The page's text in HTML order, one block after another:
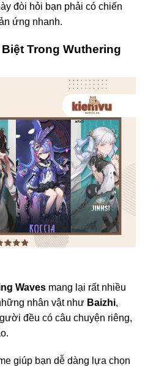
đòi hỏi bạn phải có chiến
ứng nhanh.
Trong Wuthering
Waves mang lại rất nhiều
nhân vật như Baizhi,
đều có câu chuyện riêng,
giúp bạn dễ dàng lựa chọn